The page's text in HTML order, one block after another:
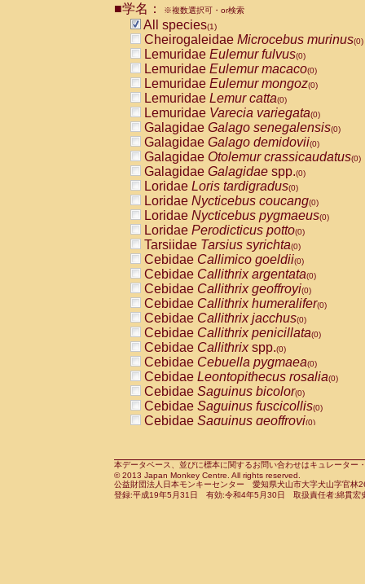
CebidaeCebus nigrivittatus
CebidaeCebus
CebidaeSaimiri boliviensis(0)
CebidaeSaimiri sciureus(0)
AtelidaeAlouatta caraya(0)
AtelidaeAlouatta fusca(0)
AtelidaeAlouatta seniculus
AtelidaeAlouattaspp.(0)
AtelidaeAteles belzebuth(0)
AtelidaeAteles geoffroyi(0)
AtelidaeAteles paniscus(0)
AtelidaeAtelesspp.(0)
Atelidae Lagothrix lagothricha
AtelidaeLagothrix lagothricha cana
PitheciidaeCacajao calvus
PitheciidaeCallicebus cupreus
PitheciidaeCallicebus donacophilus
PitheciidaeCallicebus moloch
PitheciidaeCallicebus torquatus
PitheciidaeCallicebusspp.(0)
PitheciidaeChiropotes satanas(0)
PitheciidaePithecia monachus
PitheciidaePithecia pithecia(0)
CercopithecidaeCercocebus agilis
CercopithecidaeCercocebus
CercopithecidaeCercocebus
CercopithecidaeCercocebus
CercopithecidaeCercocebus
CercopithecidaeCercocebushybrid
CercopithecidaePapio anubis(0)
CercopithecidaePapio cynocephalus
CercopithecidaePapio hamadryas(0)
■学名： ※複数選択可・or検索
All species(1)
Cheirogaleidae Microcebus murinus(0)
Lemuridae Eulemur fulvus(0)
Lemuridae Eulemur macaco(0)
Lemuridae Eulemur mongoz(0)
Lemuridae Lemur catta(0)
Lemuridae Varecia variegata(0)
Galagidae Galago senegalensis(0)
Galagidae Galago demidovii(0)
Galagidae Otolemur crassicaudatus(0)
Galagidae Galagidae spp.(0)
Loridae Loris tardigradus(0)
Loridae Nycticebus coucang(0)
Loridae Nycticebus pygmaeus(0)
Loridae Perodicticus potto(0)
Tarsiidae Tarsius syrichta(0)
Cebidae Callimico goeldii(0)
Cebidae Callithrix argentata(0)
Cebidae Callithrix geoffroyi(0)
Cebidae Callithrix humeralifer(0)
Cebidae Callithrix jacchus(0)
Cebidae Callithrix penicillata(0)
Cebidae Callithrixspp.(0)
Cebidae Cebuella pygmaea(0)
Cebidae Leontopithecus rosalia(0)
Cebidae Saguinus bicolor(0)
Cebidae Saguinus fuscicollis(0)
Cebidae Saguinus geoffroyi(0)
CebidaeSaguinus leucopus(0)
CebidaeSaguinus midas(0)
Cebidae Saguinus mystax(0)
本データベース、並びに標本に関するお問い合わせはキュレータ
© 2013 Japan Monkey Centre. All rights reserved.
公益財団法人日本モンキーセンター 愛知県犬山市大字犬山字官
登録:平成19年5月31日 有効:令和4年5月30日 取扱責任者:綿貫宏